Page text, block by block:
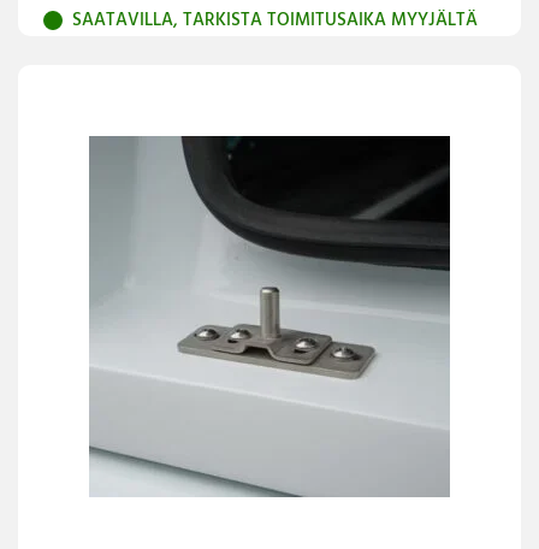
SAATAVILLA, TARKISTA TOIMITUSAIKA MYYJÄLTÄ